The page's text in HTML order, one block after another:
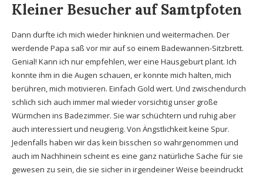
Kleiner Besucher auf Samtpfoten
Dann durfte ich mich wieder hinknien und weitermachen. Der
werdende Papa saß vor mir auf so einem Badewannen-Sitzbrett.
Genial! Kann ich nur empfehlen, wer eine Hausgeburt plant. Ich
konnte ihm in die Augen schauen, er konnte mich halten, mich
berühren, mich motivieren. Einfach Gold wert. Und zwischendurch
schlich sich auch immer mal wieder vorsichtig unser große
Würmchen ins Badezimmer. Sie war schüchtern und ruhig aber
auch interessiert und neugierig. Von Ängstlichkeit keine Spur.
Jedenfalls haben wir das kein bisschen so wahrgenommen und
auch im Nachhinein scheint es eine ganz natürliche Sache für sie
gewesen zu sein, die sie sicher in irgendeiner Weise beeindruckt